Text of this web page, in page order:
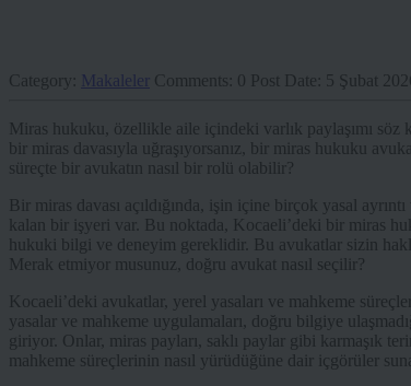
Category: Makaleler Comments: 0 Post Date: 5 Şubat
Miras hukuku, özellikle aile içindeki varlık paylaşımı söz
bir miras davasıyla uğraşıyorsanız, bir miras hukuku
süreçte bir avukatın nasıl bir rolü olabilir?
Bir miras davası açıldığında, işin içine birçok yasal
kalan bir işyeri var. Bu noktada, Kocaeli’deki bir miras
hukuki bilgi ve deneyim gereklidir. Bu avukatlar sizin
Merak etmiyor musunuz, doğru avukat nasıl seçilir?
Kocaeli’deki avukatlar, yerel yasaları ve mahkeme
yasalar ve mahkeme uygulamaları, doğru bilgiye
giriyor. Onlar, miras payları, saklı paylar gibi karmaşık
mahkeme süreçlerinin nasıl yürüdüğüne dair içgörüler